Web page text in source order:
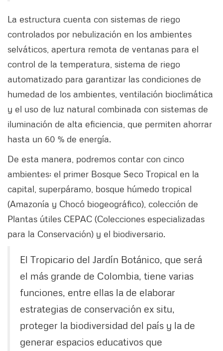
La estructura cuenta con sistemas de riego
controlados por nebulización en los ambientes
selváticos, apertura remota de ventanas para el
control de la temperatura, sistema de riego
automatizado para garantizar las condiciones de
humedad de los ambientes, ventilación bioclimática
y el uso de luz natural combinada con sistemas de
iluminación de alta eficiencia, que permiten ahorrar
hasta un 60 % de energía.
De esta manera, podremos contar con cinco
ambientes: el primer Bosque Seco Tropical en la
capital, superpáramo, bosque húmedo tropical
(Amazonía y Chocó biogeográfico), colección de
Plantas útiles CEPAC (Colecciones especializadas
para la Conservación) y el biodiversario.
El Tropicario del Jardín Botánico, que será
el más grande de Colombia, tiene varias
funciones, entre ellas la de elaborar
estrategias de conservación ex situ,
proteger la biodiversidad del país y la de
generar espacios educativos que